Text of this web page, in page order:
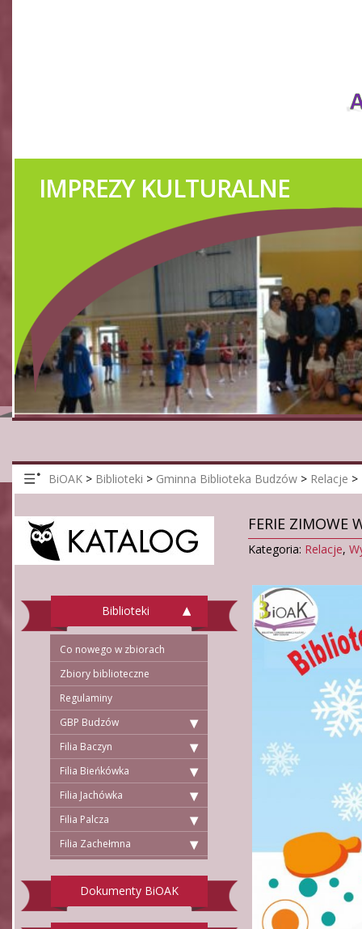
BiOAK > Biblioteki > Gminna Biblioteka Budzów > Relacje >
Biblioteki
Co nowego w zbiorach
Zbiory biblioteczne
Regulaminy
GBP Budzów
Filia Baczyn
Filia Bieńkówka
Filia Jachówka
Filia Palcza
Filia Zachełmna
Dokumenty BiOAK
FERIE ZIMOWE
Kategoria: Relacje,